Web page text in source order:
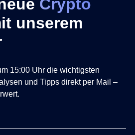
Crypto
unserem
15:00 Uhr die wichtigsten
und Tipps direkt per Mail –